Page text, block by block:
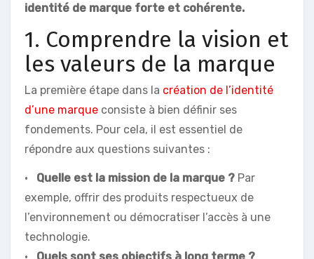
identité de marque forte et cohérente.
1. Comprendre la vision et
les valeurs de la marque
La première étape dans la création de l’identité
d’une marque consiste à bien définir ses
fondements. Pour cela, il est essentiel de
répondre aux questions suivantes :
• Quelle est la mission de la marque ? Par
exemple, offrir des produits respectueux de
l’environnement ou démocratiser l’accès à une
technologie.